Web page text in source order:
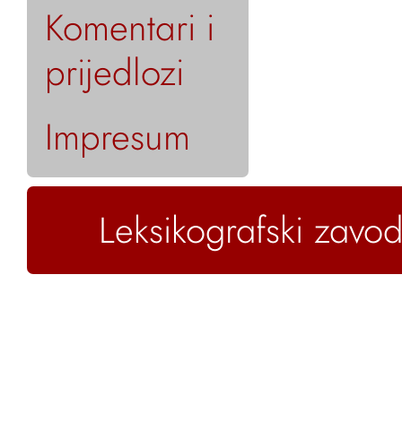
Komentari i
prijedlozi
Impresum
Leksikografski